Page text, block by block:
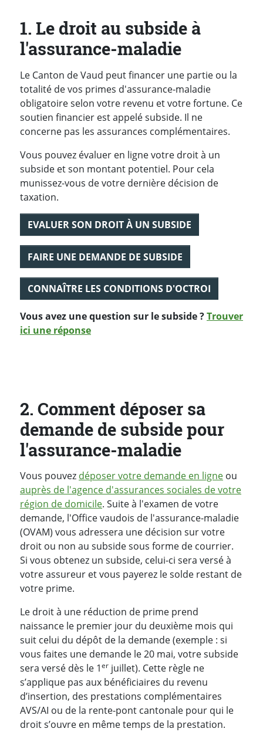
1. Le droit au subside à
l'assurance-maladie
Le Canton de Vaud peut financer une partie ou la
totalité de vos primes d'assurance-maladie
obligatoire selon votre revenu et votre fortune. Ce
soutien financier est appelé subside. Il ne
concerne pas les assurances complémentaires.
Vous pouvez évaluer en ligne votre droit à un
subside et son montant potentiel. Pour cela
munissez-vous de votre dernière décision de
taxation.
EVALUER SON DROIT À UN SUBSIDE
FAIRE UNE DEMANDE DE SUBSIDE
CONNAÎTRE LES CONDITIONS D'OCTROI
Vous avez une question sur le subside ?Trouver
ici une réponse
2. Comment déposer sa
demande de subside pour
l'assurance-maladie
Vous pouvez déposer votre demande en ligne ou
auprès de l'agence d'assurances sociales de votre
région de domicile. Suite à l'examen de votre
demande, l'Office vaudois de l'assurance-maladie
(OVAM) vous adressera une décision sur votre
droit ou non au subside sous forme de courrier.
Si vous obtenez un subside, celui-ci sera versé à
votre assureur et vous payerez le solde restant de
votre prime.
Le droit à une réduction de prime prend
naissance le premier jour du deuxième mois qui
suit celui du dépôt de la demande (exemple : si
vous faites une demande le 20 mai, votre subside
sera versé dès le 1er juillet). Cette règle ne
s’applique pas aux bénéficiaires du revenu
d’insertion, des prestations complémentaires
AVS/AI ou de la rente-pont cantonale pour qui le
droit s’ouvre en même temps de la prestation.